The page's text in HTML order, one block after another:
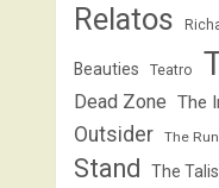
Relatos
Beauties Teatro
Dead Zone The
Outsider
The
Stand
The